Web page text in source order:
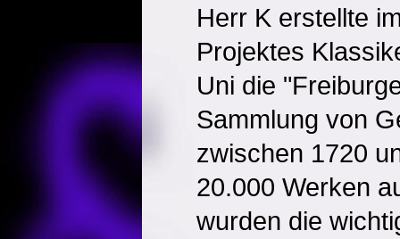
Herr K erstellte
Projektes
Uni die
Sammlung von
zwischen 1720
20.000 Werken
wurden die